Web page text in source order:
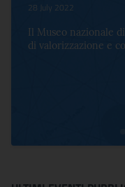
28 July 2022
Il Museo nazionale
di valorizzazione e